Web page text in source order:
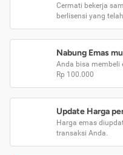
Cermati bekerja
berlisensi yang
Nabung Emas
Anda bisa membeli
Rp 100.000
Update Harga
Harga emas
transaksi Anda.